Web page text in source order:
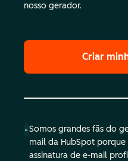
nosso gerador.
Criar
Somos grandes fãs do
mail da HubSpot
assinatura de e-mail